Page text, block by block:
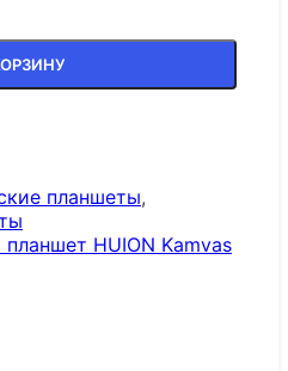
планшеты,
HUION Kamvas